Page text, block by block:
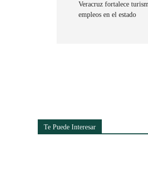
Veracruz fortalece
empleos en el estado
Te Puede Interesar